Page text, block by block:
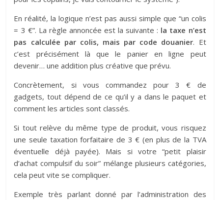
En réalité, la logique n’est pas aussi simple que “un colis
= 3 €”. La règle annoncée est la suivante : la taxe n’est
pas calculée par colis, mais par code douanier. Et
c’est précisément là que le panier en ligne peut
devenir… une addition plus créative que prévu.
Concrètement, si vous commandez pour 3 € de
gadgets, tout dépend de ce qu’il y a dans le paquet et
comment les articles sont classés.
Si tout relève du même type de produit, vous risquez
une seule taxation forfaitaire de 3 € (en plus de la TVA
éventuelle déjà payée). Mais si votre “petit plaisir
d’achat compulsif du soir” mélange plusieurs catégories,
cela peut vite se compliquer.
Exemple très parlant donné par l’administration des